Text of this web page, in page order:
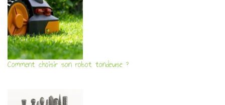
Comment choisir son robot tondeuse ?